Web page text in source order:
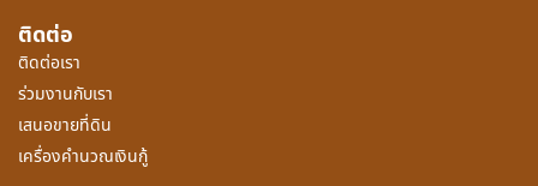
ติดต่อ
ติดต่อเรา
ร่วมงานกับเรา
เสนอขายที่ดิน
เครื่องคำนวณเงินกู้